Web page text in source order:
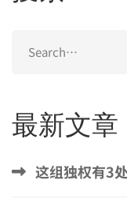
for:
最新文章
这组独权有3